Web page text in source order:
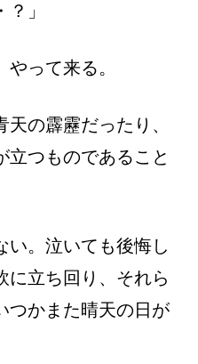
」
って来る。
の霹靂だったり、
立つものであること
い。泣いても後悔し
に立ち回り、それら
つかまた晴天の日が